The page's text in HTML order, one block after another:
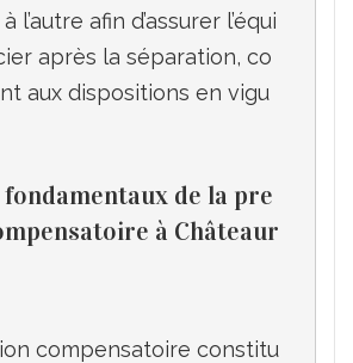
l’autre afin d’assurer l’équi
après la séparation, co
aux dispositions en vigu
de la pre
à Châteaur
compensatoire constitu